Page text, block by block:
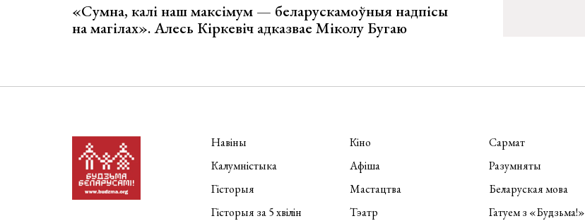
«Сумна, калі наш максімум — беларускамоўныя надпісы
на магілах». Алесь Кіркевіч адказвае Міколу Бугаю
Навіны
Калумністыка
Гісторыя
Гісторыя за 5 хвілін
Кіно
Афіша
Мастацтва
Тэатр
Сармат
Разумняты
Беларуская мова
Гатуем з «Будзьма!»